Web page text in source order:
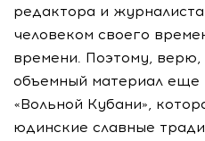
редактора и
человеком своего
времени. Поэтому, верю,
объемный материал еще
«Вольной Кубани»,
юдинские славные